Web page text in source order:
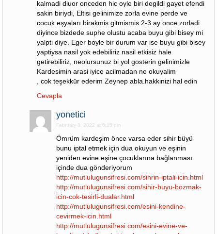
kalmadi diuor onceden hic oyle biri degildi gayet efendi
sakin biriydi, Eltisi gelinimize zorla evine perde ve
cocuk eşyaları birakmis gitmismis 2-3 ay once zorladi
diyince bizdede suphe olustu acaba buyu gibi bisey mi
yalpti diye. Eger boyle bir durum var ise buyu gibi bisey
yaptiysa nasil yok edebiliriz nasil etkisiz hale
getirebiliriz, neolursunuz bi yol gosterin gelinimizle
Kardesimin arasi iyice acilmadan ne okuyalim
, cok teşekkür ederim Zeynep abla.hakkinizi hal edin
Cevapla
yonetici
February 8, 2022 at 6:15 pm
Ömrüm kardeşim önce varsa eder sihir büyü
bunu iptal etmek için dua okuyun ve eşinin
yeniden evine eşine çocuklarına bağlanması
içinde dua gönderiyorum
http://mutlulugunsifresi.com/sihrin-iptali-icin.html
http://mutlulugunsifresi.com/sihir-buyu-bozmak-
icin-cok-tesirli-dualar.html
http://mutlulugunsifresi.com/esini-kendine-
cevirmek-icin.html
http://mutlulugunsifresi.com/esini-evine-ve-